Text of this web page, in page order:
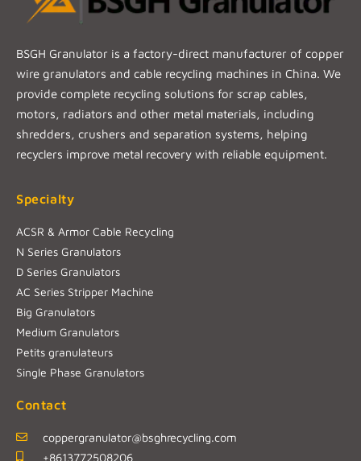
BSGH Granulator is a factory-direct manufacturer of copper
wire granulators and cable recycling machines in China. We
provide complete recycling solutions for scrap cables,
motors, radiators and other metal materials, including
shredders, crushers and separation systems, helping
recyclers improve metal recovery with reliable equipment.
Specialty
ACSR & Armor Cable Recycling
N Series Granulators
D Series Granulators
AC Series Stripper Machine
Big Granulators
Medium Granulators
Petits granulateurs
Single Phase Granulators
Contact
coppergranulator@bsghrecycling.com
+8613772508206